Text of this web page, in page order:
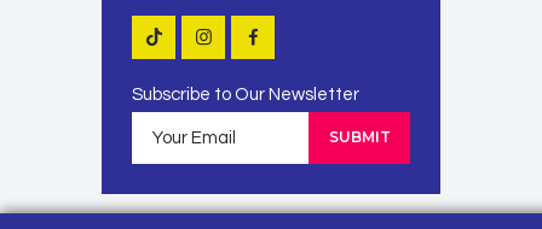
Subscribe to Our Newsletter